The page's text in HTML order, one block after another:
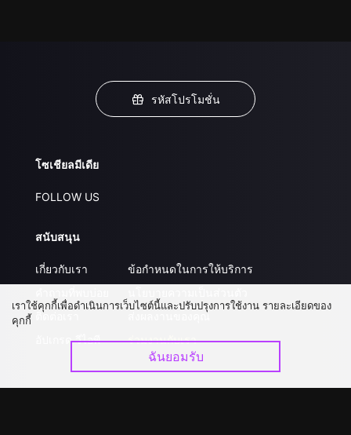
รหัสโปรโมชั่น
โซเชียลมีเดีย
FOLLOW US
สนับสนุน
เกี่ยวกับเรา
ติดต่อเรา
อัปเกรด วีไอพี
ข้อกำหนดในการให้บริการ
ส่งผลงานของคุณ
ร่วมงานกับเรา
เราใช้คุกกี้เพื่อดำเนินการเว็บไซต์นี้และปรับปรุงการใช้งาน รายละเอียดของ
คุกกี้
ฉันยอมรับ